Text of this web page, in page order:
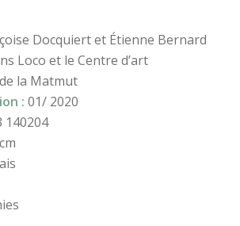
Docquiert et Étienne Bernard
Loco et le Centre d’art
la Matmut
: 01/ 2020
140204